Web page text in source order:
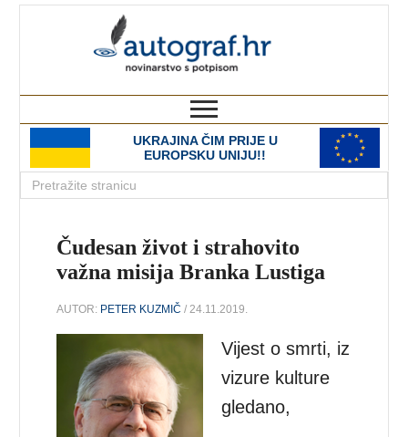
UKRAJINA ČIM PRIJE U
EUROPSKU UNIJU!!
Čudesan život i strahovito
važna misija Branka Lustiga
AUTOR: PETER KUZMIČ / 24.11.2019.
Vijest o smrti, iz
vizure kulture
gledano,